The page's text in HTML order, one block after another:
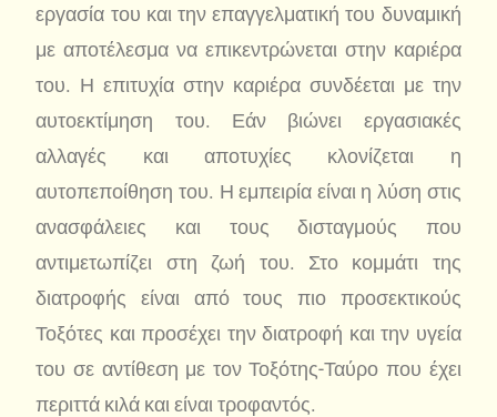
εργασία του και την επαγγελματική του δυναμική
με αποτέλεσμα να επικεντρώνεται στην καριέρα
του. Η επιτυχία στην καριέρα συνδέεται με την
αυτοεκτίμηση του. Εάν βιώνει εργασιακές
αλλαγές και αποτυχίες κλονίζεται η
αυτοπεποίθηση του. Η εμπειρία είναι η λύση στις
ανασφάλειες και τους δισταγμούς που
αντιμετωπίζει στη ζωή του. Στο κομμάτι της
διατροφής είναι από τους πιο προσεκτικούς
Τοξότες και προσέχει την διατροφή και την υγεία
του σε αντίθεση με τον Τοξότης-Ταύρο που έχει
περιττά κιλά και είναι τροφαντός.